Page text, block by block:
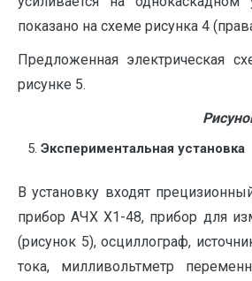
показано на схеме рисунка 4
Предложенная электрическая
рисунке 5.
Экспериментальная установка
В установку входят
прибор АЧХ Х1-48, прибор для
(рисунок 5), осциллограф,
тока, милливольтметр